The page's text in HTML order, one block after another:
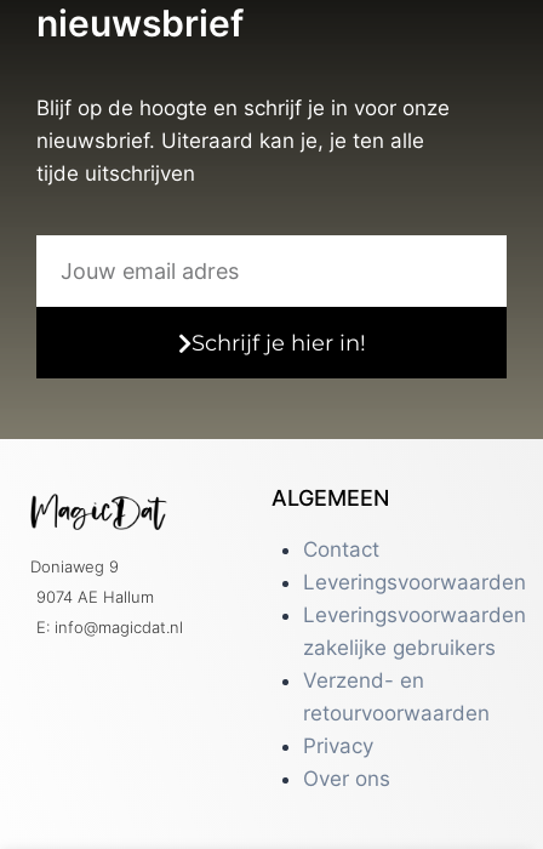
nieuwsbrief
Blijf op de hoogte en schrijf je in voor onze
nieuwsbrief. Uiteraard kan je, je ten alle
tijde uitschrijven
Schrijf je hier in!
Doniaweg 9
9074 AE Hallum
E: info@magicdat.nl
ALGEMEEN
Contact
Leveringsvoorwaarden
Leveringsvoorwaarden
zakelijke gebruikers
Verzend- en
retourvoorwaarden
Privacy
Over ons